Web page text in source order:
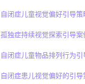
自闭症儿童视觉偏好引导策
孤独症持续视觉探索引导案
自闭症儿童物品排列行为引
自闭症患儿视觉偏好的引导